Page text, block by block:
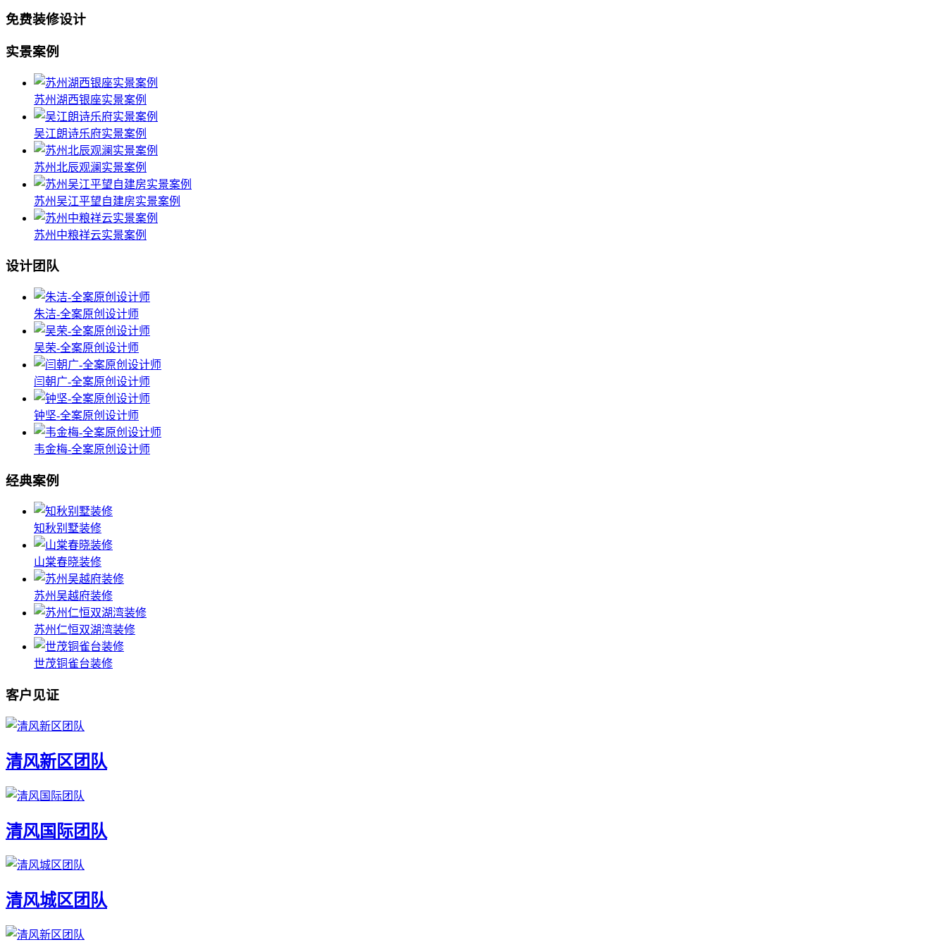
免费装修设计
实景案例
苏州湖西银座实景案例
吴江朗诗乐府实景案例
苏州北辰观澜实景案例
苏州吴江平望自建房实景案例
苏州中粮祥云实景案例
设计团队
朱洁-全案原创设计师
吴荣-全案原创设计师
闫朝广-全案原创设计师
钟坚-全案原创设计师
韦金梅-全案原创设计师
经典案例
知秋别墅装修
山棠春晓装修
苏州吴越府装修
苏州仁恒双湖湾装修
世茂铜雀台装修
客户见证
清风新区团队
清风国际团队
清风城区团队